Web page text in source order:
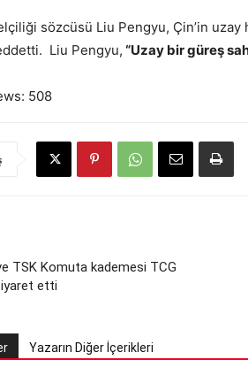
sözcüsü Liu Pengyu, Çin’in
Liu Pengyu, “Uzay bir güreş
508
TSK Komuta kademesi TCG
etti
Yazarın Diğer İçerikleri